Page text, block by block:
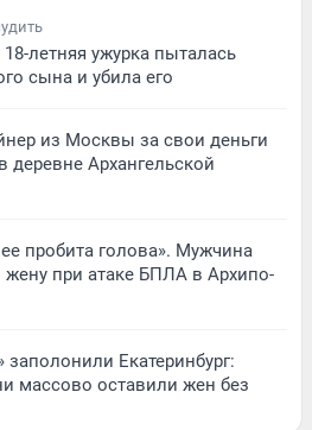
летняя ужурка пыталась
сына и убила его
из Москвы за свои деньги
деревне Архангельской
пробита голова». Мужчина
жену при атаке БПЛА в Архипо-
Екатеринбург:
массово оставили жен без